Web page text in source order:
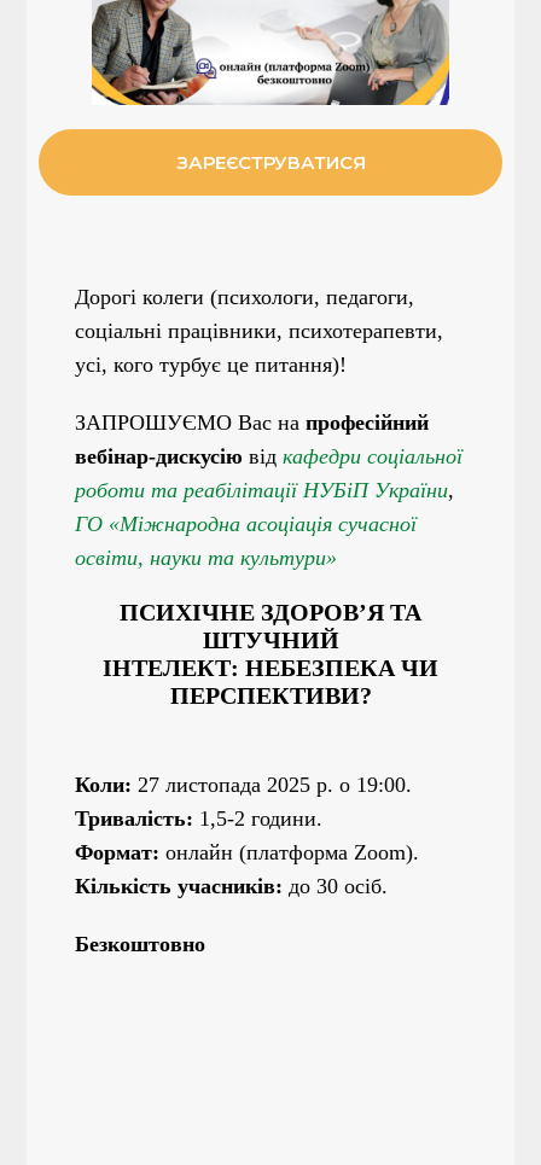
Дорогі колеги (психологи, педагоги,
соціальні працівники, психотерапевти,
усі, кого турбує це питання)!
ЗАПРОШУЄМО Вас напрофесійний
вебінар-дискусію відкафедри соціальної
роботи та реабілітації НУБіП України,
ГО «Міжнародна асоціація сучасної
освіти, науки та культури»
ПСИХІЧНЕ ЗДОРОВ’Я ТА
ШТУЧНИЙ
ІНТЕЛЕКТ: НЕБЕЗПЕКА ЧИ
ПЕРСПЕКТИВИ?
Коли: 27 листопада 2025 р. о 19:00.
Тривалість: 1,5-2 години.
Формат: онлайн (платформа Zoom).
Кількість учасників: до 30 осіб.
Безкоштовно
ЗАРЕЄСТРУВАТИСЯ